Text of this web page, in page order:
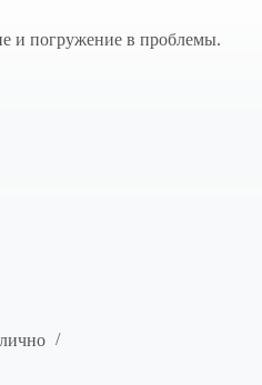
и погружение в проблемы.